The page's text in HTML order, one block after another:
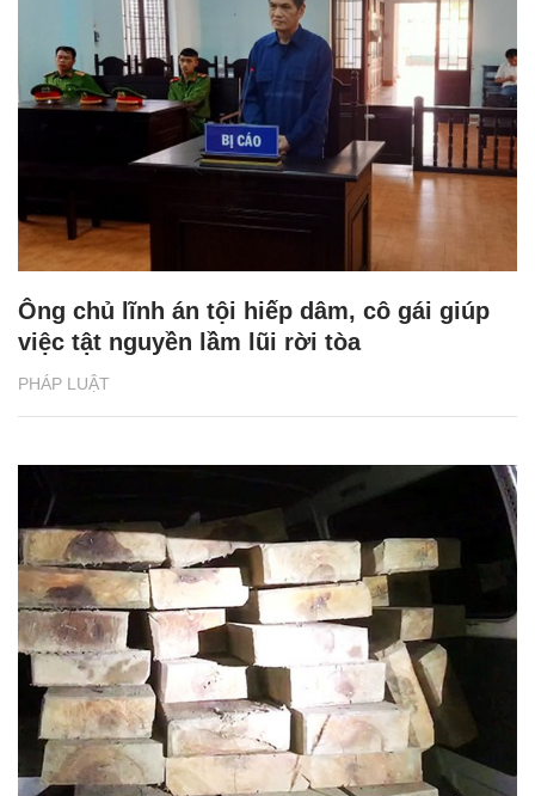
PHÁP LUẬT
Ông chủ lĩnh án tội hiếp dâm, cô gái giúp
việc tật nguyền lầm lũi rời tòa